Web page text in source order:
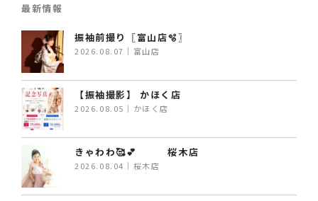
最新情報
振袖前撮り〖富山店🫧〗
2026.08.07｜富山店
【振袖撮影】 かほく店
2026.08.05｜かほく店
きゃわわ🥰💕 桜木店
2026.08.04｜桜木店